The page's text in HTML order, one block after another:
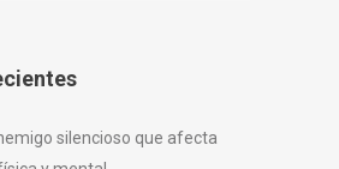
silencioso que afecta